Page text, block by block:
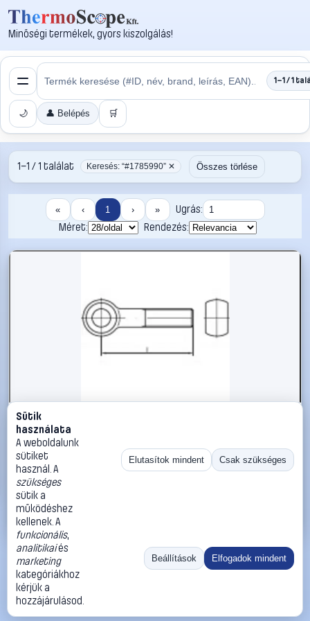
Minőségi termékek, gyors kiszolgálás!
1–1 / 1
🌙 👤 Belépés 🛒
1–1 / 1 találat Keresés: “#1785990” ✕ Összes törlése
« ‹ 1 › »
Ugrás:
Méret:
Rendezés:
#1785990
TOOLCRAFT TO-5357970 szemescsavar M16 100 mm DIN
444 rozsdamentes acél A4
TOOLCRAFT Metrikus csavarok
7 290 Ft
Kosárba
«
Ugrás:
Méret:
Rendezés:
©2026
ThermoScope
ÁSZF
Cégbemutató
Sütik
használata
A weboldalunk
sütiket
használ. A
szükséges
sütik a
működéshez
kellenek. A
funkcionális,
analitikaiés
marketing
kategóriákhoz
kérjük a
hozzájárulásod.
Elutasítok mindent Csak szükséges
Beállítások Elfogadok mindent